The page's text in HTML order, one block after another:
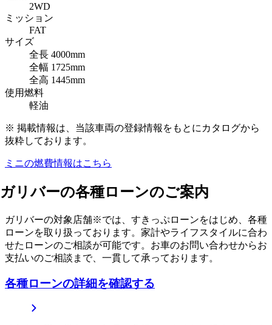
2WD
ミッション
FAT
サイズ
全長 4000mm
全幅 1725mm
全高 1445mm
使用燃料
軽油
※ 掲載情報は、当該車両の登録情報をもとにカタログから
抜粋しております。
ミニの燃費情報はこちら
ガリバーの各種ローンのご案内
ガリバーの対象店舗※では、すきっぷローンをはじめ、各種
ローンを取り扱っております。家計やライフスタイルに合わ
せたローンのご相談が可能です。お車のお問い合わせからお
支払いのご相談まで、一貫して承っております。
各種ローンの詳細を確認する